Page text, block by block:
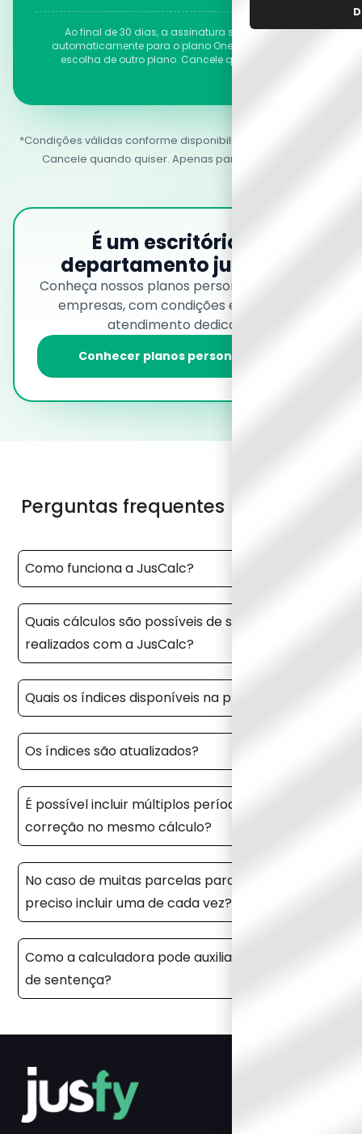
Ao final de 30 dias, a assinatura será migrada
automaticamente para o plano One, caso não haja
escolha de outro plano. Cancele quando quiser.
*Condições válidas conforme disponibilidade da campanha.
Cancele quando quiser. Apenas para novos clientes
É um escritório ou
departamento jurídico?
Conheça nossos planos personalizados para
empresas, com condições exclusivas e
atendimento dedicado.
Conhecer planos personalizados
Perguntas frequentes
Como funciona a JusCalc?
Quais cálculos são possíveis de serem
realizados com a JusCalc?
Quais os índices disponíveis na plataforma?
Os índices são atualizados?
É possível incluir múltiplos períodos para
correção no mesmo cálculo?
No caso de muitas parcelas para incluir:
preciso incluir uma de cada vez?
Como a calculadora pode auxiliar na liquidação
de sentença?